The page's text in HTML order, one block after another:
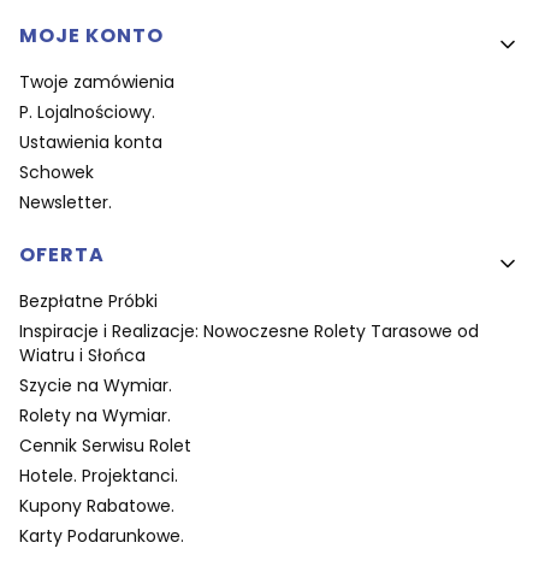
MOJE KONTO
Twoje zamówienia
P. Lojalnościowy.
Ustawienia konta
Schowek
Newsletter.
OFERTA
Bezpłatne Próbki
Inspiracje i Realizacje: Nowoczesne Rolety Tarasowe od
Wiatru i Słońca
Szycie na Wymiar.
Rolety na Wymiar.
Cennik Serwisu Rolet
Hotele. Projektanci.
Kupony Rabatowe.
Karty Podarunkowe.